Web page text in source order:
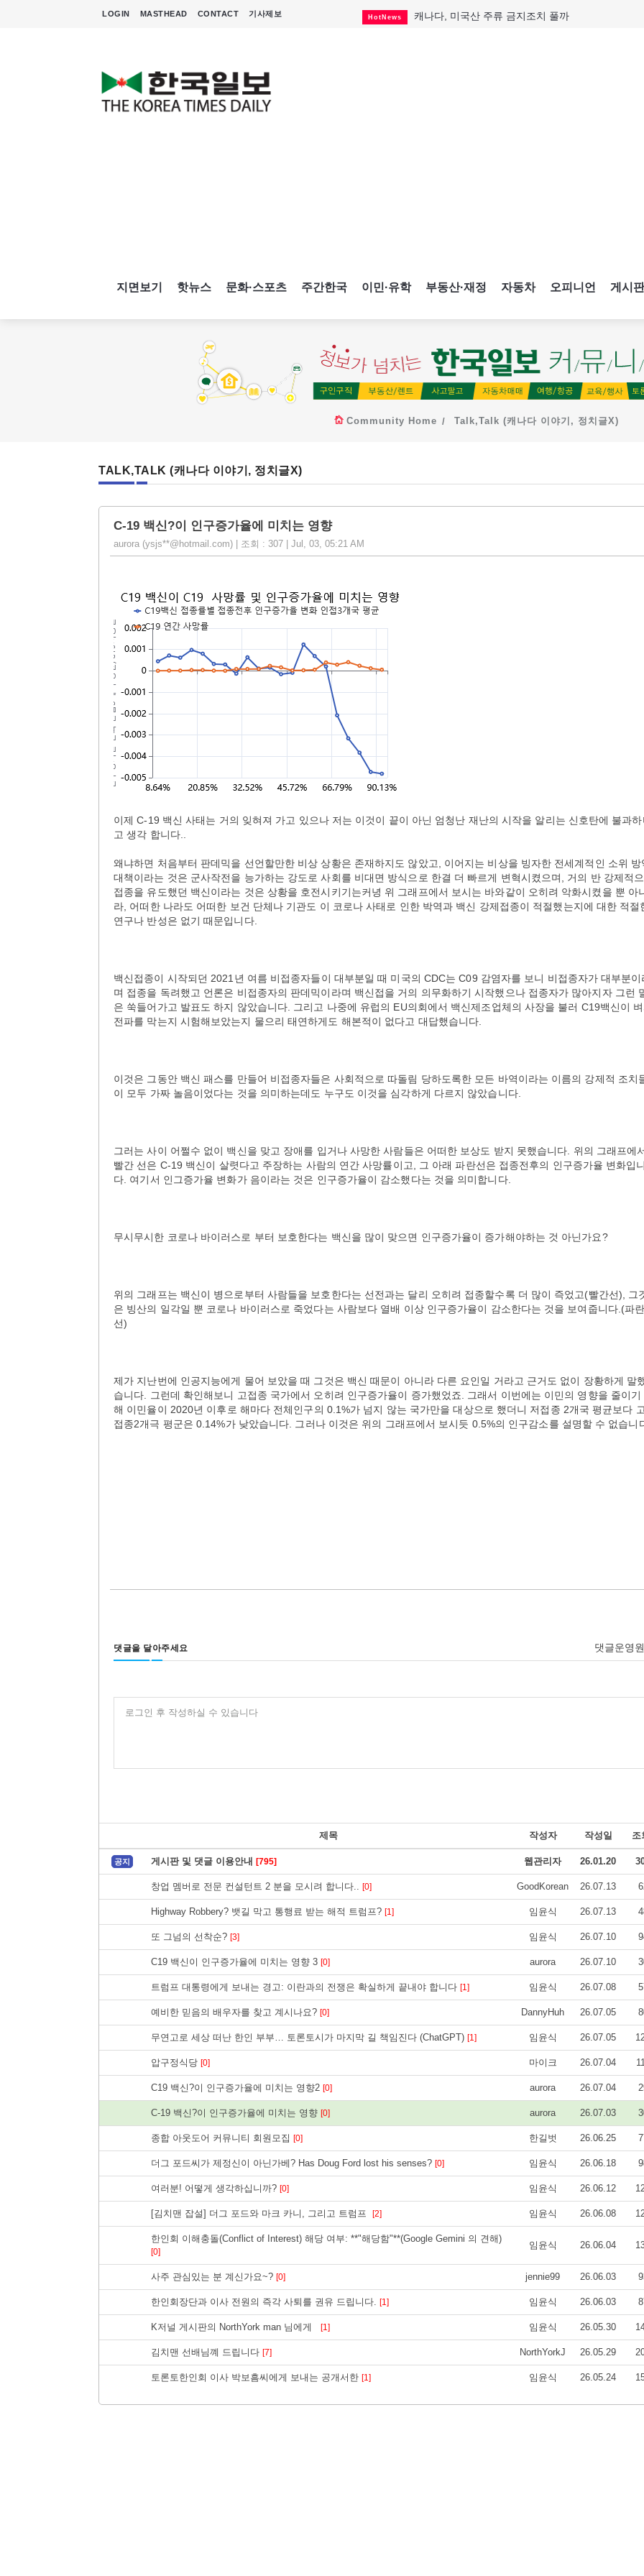
LOGIN MASTHEAD CONTACT 기사제보 HotNews 캐나다, 미국산 주류 금지조치 풀까
지면보기 핫뉴스 문화·스포츠 주간한국 이민·유학 부동산·재정 자동차 오피니언 게시판
Community Home Talk,Talk (캐나다 이야기, 정치글X)
TALK,TALK (캐나다 이야기, 정치글X)
C-19 백신?이 인구증가율에 미치는 영향
aurora (ysjs**@hotmail.com) | 조회 : 307 | Jul, 03, 05:21 AM
이제 C-19 백신 사태는 거의 잊혀져 가고 있으나 저는 이것이 끝이 아닌 엄청난 재난의 시작을 알리는 신호탄에 불과
고 생각 합니다..
왜냐하면 처음부터 판데믹을 선언할만한 비상 상황은 존재하지도 않았고, 이어지는 비상을 빙자한 전세계적인 소위 방
대책이라는 것은 군사작전을 능가하는 강도로 사회를 비대면 방식으로 한결 더 빠르게 변혁시켰으며, 거의 반 강제적
접종을 유도했던 백신이라는 것은 상황을 호전시키기는커녕 위 그래프에서 보시는 바와같이 오히려 악화시켰을 뿐 아
라, 어떠한 나라도 어떠한 보건 단체나 기관도 이 코로나 사태로 인한 박역과 백신 강제접종이 적절했는지에 대한 적절
연구나 반성은 없기 때문입니다.
백신접종이 시작되던 2021년 여름 비접종자들이 대부분일 때 미국의 CDC는 C09 감염자를 보니 비접종자가 대부분이
며 접종을 독려했고 언론은 비접종자의 판데믹이라며 백신접을 거의 의무화하기 시작했으나 접종자가 많아지자 그런
은 쑥들어가고 발표도 하지 않았습니다. 그리고 나중에 유럽의 EU의회에서 백신제조업체의 사장을 불러 C19백신이 벼
전파를 막는지 시험해보았는지 물으리 태연하게도 해본적이 없다고 대답했습니다.
이것은 그동안 백신 패스를 만들어 비접종자들은 사회적으로 따돌림 당하도록한 모든 바역이라는 이름의 강제적 조치
이 모두 가짜 놀음이었다는 것을 의미하는데도 누구도 이것을 심각하게 다르지 않았습니다.
그러는 사이 어쩔수 없이 백신을 맞고 장애를 입거나 사망한 사람들은 어떠한 보상도 받지 못했습니다. 위의 그래프에
빨간 선은 C-19 백신이 살렷다고 주장하는 사람의 연간 사망률이고, 그 아래 파란선은 접종전후의 인구증가율 변화입니
다. 여기서 인그증가율 변화가 음이라는 것은 인구증가율이 감소했다는 것을 의미합니다.
무시무시한 코로나 바이러스로 부터 보호한다는 백신을 많이 맞으면 인구증가율이 증가해야하는 것 아닌가요?
위의 그래프는 백신이 병으로부터 사람들을 보호한다는 선전과는 달리 오히려 접종할수록 더 많이 즉었고(빨간선), 그
은 빙산의 일각일 뿐 코로나 바이러스로 죽었다는 사람보다 열배 이상 인구증가율이 감소한다는 것을 보여줍니다.(파란
선)
제가 지난번에 인공지능에게 물어 보았을 때 그것은 백신 때문이 아니라 다른 요인일 거라고 근거도 없이 장황하게 말
습니다. 그런데 확인해보니 고접종 국가에서 오히려 인구증가율이 증가했었죠. 그래서 이번에는 이민의 영향을 줄이기
해 이민율이 2020년 이후로 해마다 전체인구의 0.1%가 넘지 않는 국가만을 대상으로 했더니 저접종 2개국 평균보다 고
접종2개극 평군은 0.14%가 낮았습니다. 그러나 이것은 위의 그래프에서 보시듯 0.5%의 인구감소를 설명할 수 없습니
댓글을 달아주세요 댓글운영
로그인 후 작성하실 수 있습니다
제목 작성자 작성일 조
공지 게시판 및 댓글 이용안내 [795] 웹관리자 26.01.20
창업 멤버로 전문 컨설턴트 2 분을 모시려 합니다.. [0] GoodKorean 26.07.13
Highway Robbery? 뱃길 막고 통행료 받는 해적 트럼프? [1] 임윤식 26.07.13
또 그넘의 선착순? [3] 임윤식 26.07.10
C19 백신이 인구증가율에 미치는 영향 3 [0] aurora 26.07.10
트럼프 대통령에게 보내는 경고: 이란과의 전쟁은 확실하게 끝내야 합니다 [1] 임윤식 26.07.08
예비한 믿음의 배우자를 찾고 계시나요? [0] DannyHuh 26.07.05
무연고로 세상 떠난 한인 부부… 토론토시가 마지막 길 책임진다 (ChatGPT) [1] 임윤식 26.07.05
압구정식당 [0] 마이크 26.07.04
C19 백신?이 인구증가율에 미치는 영향2 [0] aurora 26.07.04
C-19 백신?이 인구증가율에 미치는 영향 [0] aurora 26.07.03
종합 아웃도어 커뮤니티 회원모집 [0] 한길벗 26.06.25
더그 포드씨가 제정신이 아닌가베? Has Doug Ford lost his senses? [0] 임윤식 26.06.18
여러분! 어떻게 생각하십니까? [0] 임윤식 26.06.12
[김치맨 잡설] 더그 포드와 마크 카니, 그리고 트럼프 [2] 임윤식 26.06.08
한인회 이해충돌(Conflict of Interest) 해당 여부: **"해당함"**(Google Gemini 의 견해)
[0]
임윤식 26.06.04
사주 관심있는 분 계신가요~? [0] jennie99 26.06.03
한인회장단과 이사 전원의 즉각 사퇴를 권유 드립니다. [1] 임윤식 26.06.03
K저널 게시판의 NorthYork man 님에게 [1] 임윤식 26.05.30
김치맨 선배님꼐 드립니다 [7] NorthYorkJ 26.05.29
토론토한인회 이사 박보흠씨에게 보내는 공개서한 [1] 임윤식 26.05.24